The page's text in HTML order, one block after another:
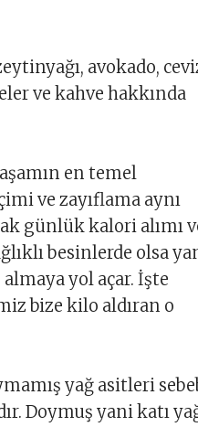
avokado,
ve kahve hakkında
en temel
ve zayıflama aynı
günlük kalori alımı
besinlerde olsa
yol açar. İşte
bize kilo aldıran o
yağ asitleri
Doymuş yani katı